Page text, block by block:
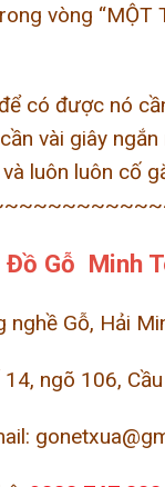
vòng
có được nó
cần vài giây ngắn
luôn luôn cố
Đồ Gỗ Minh
nghề Gỗ, Hải
14, ngõ 106,